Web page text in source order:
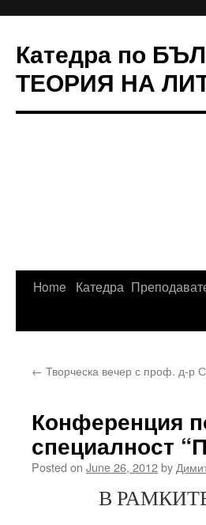
Катедра по
ТЕОРИЯ НА
Skip
Home Катедра
← Творческа вечер с проф. д-р
Конференция
специалност
Posted on June 26, 2012by
В